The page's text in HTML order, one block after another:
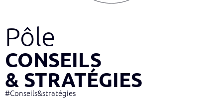
Pôle
CONSEILS
& STRATÉGIES
#Conseils&stratégies